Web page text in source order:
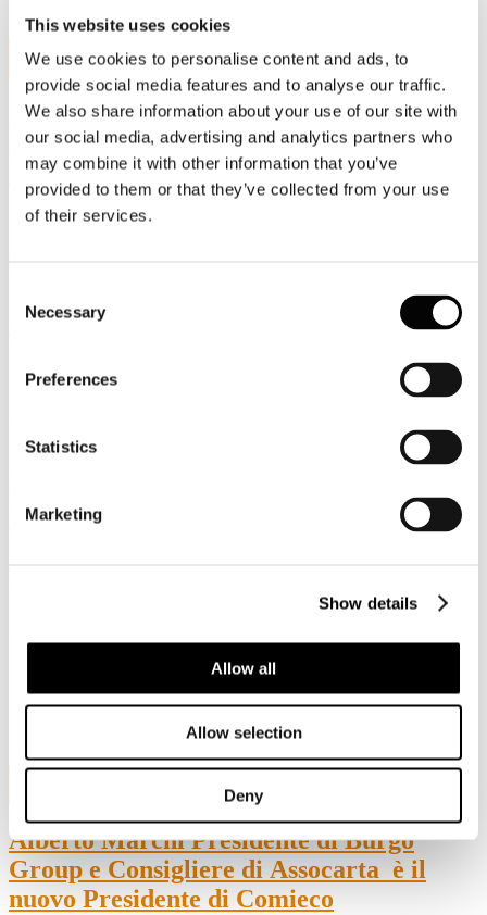
This website uses cookies
We use cookies to personalise content and ads, to
provide social media features and to analyse our traffic.
We also share information about your use of our site with
our social media, advertising and analytics partners who
may combine it with other information that you’ve
provided to them or that they’ve collected from your use
of their services.
Selection
Necessary
Preferences
Statistics
Marketing
Show details
Allow all
Allow selection
Deny
Lug, 2021
22 luglio 2021 ore 11.00 in streaming "Il
ruolo della Federazione Carta Grafica
nella transizione ecologica e digitale"
nella transizione ecologica e digitale" PNRR, sostenibilità e prodotti
rinnovabili e circolari. L'evento digitale è organizzato in
Aprirà i lavori
Marchi, già Presidente della Federazione Carta Grafica, presenterà
il nuovo Presidente
strategiche di Federazione nell’ambito della transizione ecologica e
digitale. Seguirà una tavola rotonda dal titolo “Biopolitiche e
Il Sole24Ore
Nord,Antonio D’Amato
, Presidente Seda International Packaging
Group e Vice Presidente European Paper Packaging Alliance,
Massimiliano Salini
Alberto Marchi Presidente di Burgo
Group e Consigliere di Assocarta è il
nuovo Presidente di Comieco